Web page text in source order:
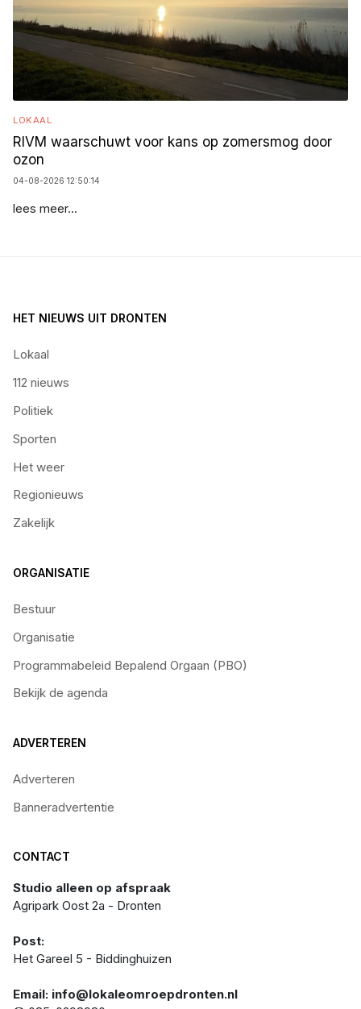
LOKAAL
RIVM waarschuwt voor kans op zomersmog door
ozon
04-08-2026 12:50:14
lees meer...
HET NIEUWS UIT DRONTEN
Lokaal
112 nieuws
Politiek
Sporten
Het weer
Regionieuws
Zakelijk
ORGANISATIE
Bestuur
Organisatie
Programmabeleid Bepalend Orgaan (PBO)
Bekijk de agenda
ADVERTEREN
Adverteren
Banneradvertentie
CONTACT
Studio alleen op afspraak
Agripark Oost 2a - Dronten
Post:
Het Gareel 5 - Biddinghuizen
Email: info@lokaleomroepdronten.nl